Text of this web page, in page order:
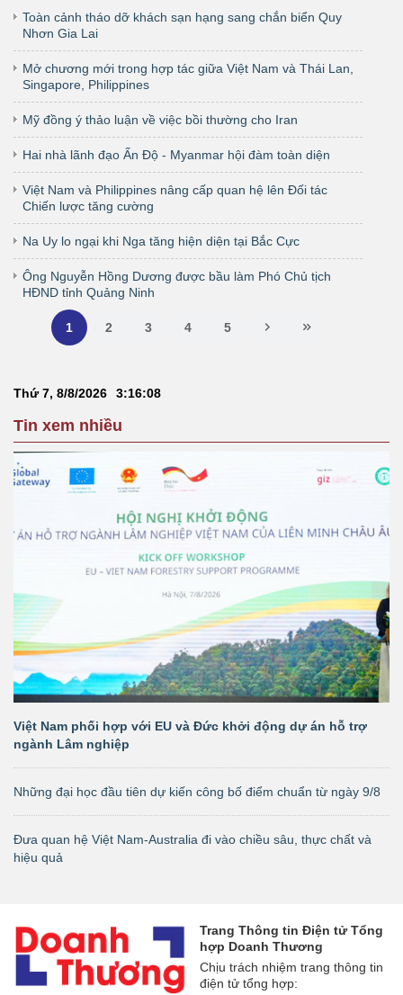
Toàn cảnh tháo dỡ khách sạn hạng sang chắn biển Quy
Nhơn Gia Lai
Mở chương mới trong hợp tác giữa Việt Nam và Thái Lan,
Singapore, Philippines
Mỹ đồng ý thảo luận về việc bồi thường cho Iran
Hai nhà lãnh đạo Ấn Độ - Myanmar hội đàm toàn diện
Việt Nam và Philippines nâng cấp quan hệ lên Đối tác
Chiến lược tăng cường
Na Uy lo ngại khi Nga tăng hiện diện tại Bắc Cực
Ông Nguyễn Hồng Dương được bầu làm Phó Chủ tịch
HĐND tỉnh Quảng Ninh
1 2 3 4 5
Thứ 7, 8/8/2026 3:16:08
Tin xem nhiều
Việt Nam phối hợp với EU và Đức khởi động dự án hỗ trợ
ngành Lâm nghiệp
Những đại học đầu tiên dự kiến công bố điểm chuẩn từ ngày 9/8
Đưa quan hệ Việt Nam-Australia đi vào chiều sâu, thực chất và
hiệu quả
Trang Thông tin Điện tử Tổng
hợp Doanh Thương
Chịu trách nhiệm trang thông tin
điện tử tổng hợp: